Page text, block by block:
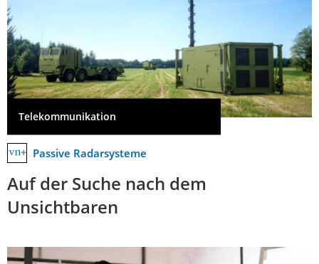
Telekommunikation
Passive Radarsysteme
Auf der Suche nach dem
Unsichtbaren